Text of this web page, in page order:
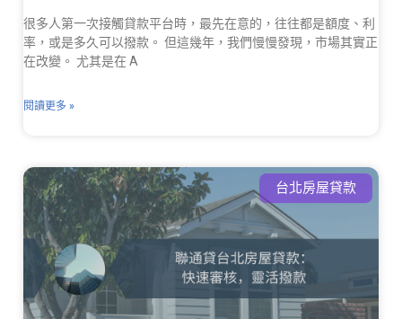
很多人第一次接觸貸款平台時，最先在意的，往往都是額度、利
率，或是多久可以撥款。 但這幾年，我們慢慢發現，市場其實正
在改變。 尤其是在 A
閱讀更多 »
台北房屋貸款